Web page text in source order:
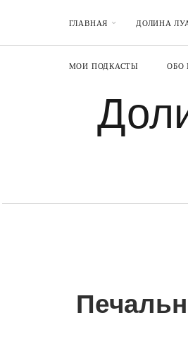
ГЛАВНАЯ ДОЛИНА
МОИ ПОДКАСТЫ ОБО